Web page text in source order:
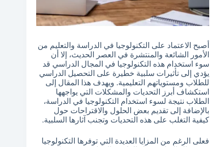
أصبح الاعتماد على التكنولوجيا في الدراسة والتعليم من
الأمور الشائعة والمنتشرة في العصر الحديث، إلا أن
سوء استخدام هذه التكنولوجيا في المجال الدراسي قد
يؤدي إلى تأثيرات سلبية خطيرة على التحصيل الدراسي
للطلاب ومستوياتهم التعليمية. ويهدف هذا المقال إلى
استكشاف أبرز التحديات والمشكلات التي يواجهها
الطلاب نتيجة لسوء استخدام التكنولوجيا في الدراسة،
بالإضافة إلى تقديم بعض الحلول والاقتراحات حول
كيفية التغلب على هذه التحديات وتجنب آثارها السلبية.
فعلى الرغم من المزايا العديدة التي توفرها التكنولوجيا